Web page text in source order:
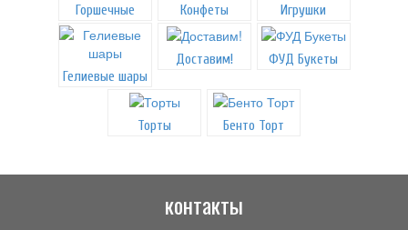
Горшечные Конфеты Игрушки
Гелиевые шары
Доставим! ФУД Букеты
Торты Бенто Торт
контакты